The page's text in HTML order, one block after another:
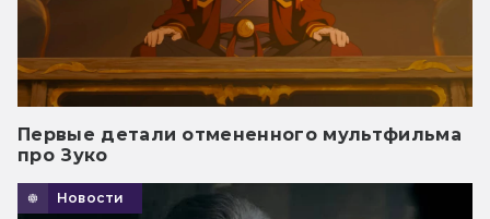
Первые детали отмененного мультфильма
про Зуко
Новости